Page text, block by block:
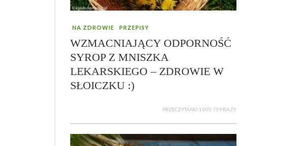
NA ZDROWIE PRZEPISY
WZMACNIAJĄCY ODPORNOŚĆ
SYROP Z MNISZKA
LEKARSKIEGO – ZDROWIE W
SŁOICZKU :)
PRZECZYTANO 1 005 759 RAZY